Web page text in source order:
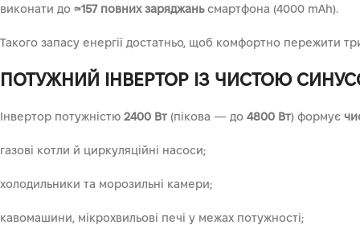
виконати до ≈157 повних заряджаньсмартфона (4000 mAh).
Такого запасу енергії достатньо, щоб комфортно пережити
ПОТУЖНИЙ ІНВЕРТОР ІЗ ЧИСТОЮ
Інвертор потужністю 2400 Вт (пікова — до 4800 Вт) формує
газові котли й циркуляційні насоси;
холодильники та морозильні камери;
кавомашини, мікрохвильові печі у межах потужності;